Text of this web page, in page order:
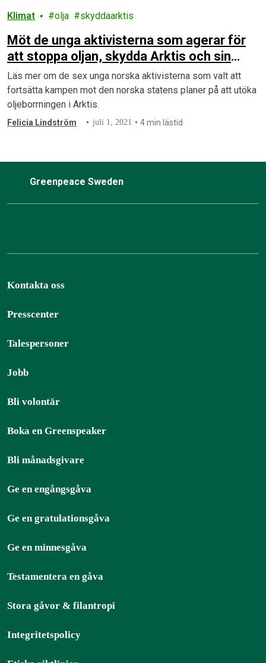
Klimat olja skyddaarktis
Möt de unga aktivisterna som agerar för
att stoppa oljan, skydda Arktis och sin
framtid
Läs mer om de sex unga norska aktivisterna som valt att
fortsätta kampen mot den norska statens planer på att utöka
oljeborrningen i Arktis.
Felicia Lindström juli 1, 2021 4 min lästid
Greenpeace Sweden
Kontakta oss
Presscenter
Talespersoner
Jobb
Bli volontär
Boka en Greenspeaker
Bli månadsgivare
Ge en engångsgåva
Ge en gratulationsgåva
Ge en minnesgåva
Testamentera en gåva
Stora gåvor & filantropi
Integritetspolicy